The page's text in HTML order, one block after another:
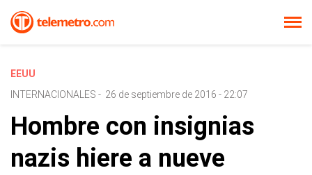
EEUU
INTERNACIONALES - 26 de septiembre de 2016 - 22:07
Hombre con insignias
nazis hiere a nueve